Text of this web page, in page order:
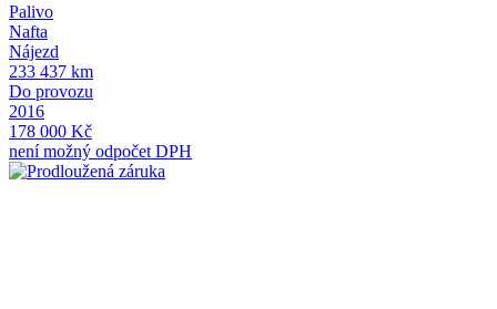
Palivo
Nafta
Nájezd
233 437 km
Do provozu
2016
178 000 Kč
není možný odpočet DPH